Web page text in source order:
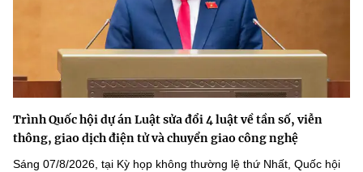
Trình Quốc hội dự án Luật sửa đổi 4 luật về tần số, viễn
thông, giao dịch điện tử và chuyển giao công nghệ
Sáng 07/8/2026, tại Kỳ họp không thường lệ thứ Nhất, Quốc hội